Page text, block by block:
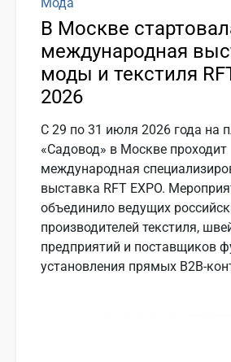
В Москве
международная
моды и текстиля
2026
С 29 по 31 июля 2026 года на
«Садовод» в Москве проходит
международная
выставка RFT EXPO.
объединило ведущих
производителей текстиля,
предприятий и поставщиков
установления прямых B2B-